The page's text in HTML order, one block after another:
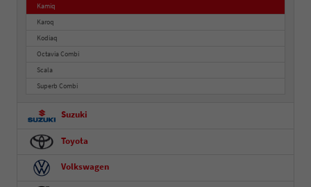
Kamiq
Karoq
Kodiaq
Octavia Combi
Scala
Superb Combi
Suzuki
Toyota
Volkswagen